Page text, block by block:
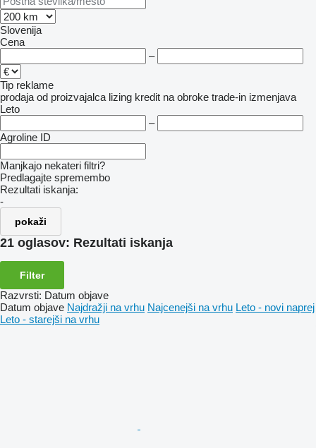
Slovenija
Cena
–
Tip reklame
prodaja od proizvajalca lizing kredit na obroke trade-in izmenjava
Leto
–
Agroline ID
Manjkajo nekateri filtri?
Predlagajte spremembo
Rezultati iskanja:
-
pokaži
21 oglasov: Rezultati iskanja
Filter
Razvrsti: Datum objave
Datum objave Najdražji na vrhu Najcenejši na vrhu Leto - novi naprej
Leto - starejši na vrhu